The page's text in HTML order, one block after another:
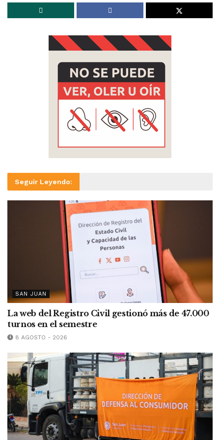
Seguir Leyendo:
SAN JUAN
La web del Registro Civil gestionó más de 47.000
turnos en el semestre
8 AGOSTO - 2026